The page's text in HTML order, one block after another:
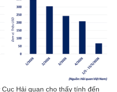
Hải quan cho thấy tính đến